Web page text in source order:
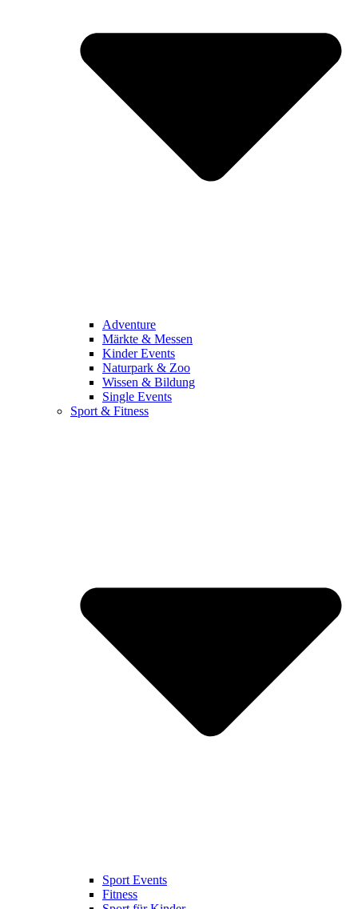
Adventure
Märkte & Messen
Kinder Events
Naturpark & Zoo
Wissen & Bildung
Single Events
Sport & Fitness
Sport Events
Fitness